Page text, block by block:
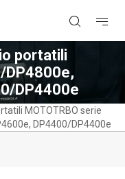
portatili
DP4800e,
DP4400e
MOTOTRBO serie
DP4400/DP4400e